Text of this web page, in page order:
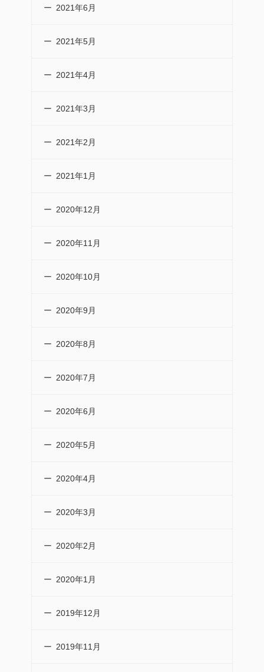
2021年6月
2021年5月
2021年4月
2021年3月
2021年2月
2021年1月
2020年12月
2020年11月
2020年10月
2020年9月
2020年8月
2020年7月
2020年6月
2020年5月
2020年4月
2020年3月
2020年2月
2020年1月
2019年12月
2019年11月